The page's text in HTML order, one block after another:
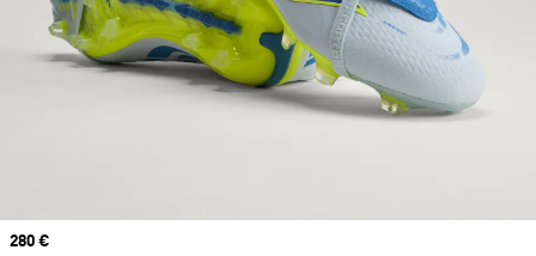
Price
280 €